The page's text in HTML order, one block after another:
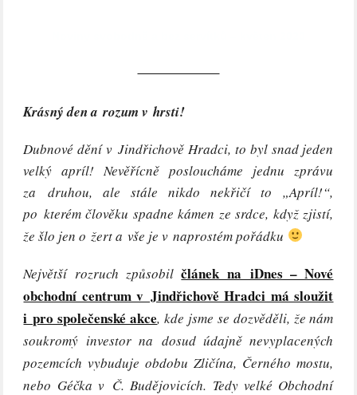
Krásný den a rozum v hrsti!
Dubnové dění v Jindřichově Hradci, to byl snad jeden
velký apríl! Nevěřícně posloucháme jednu zprávu
za druhou, ale stále nikdo nekřičí to „Apríl!“,
po kterém člověku spadne kámen ze srdce, když zjistí,
že šlo jen o žert a vše je v naprostém pořádku
Největší rozruch způsobilčlánek na iDnes – Nové
obchodní centrum v Jindřichově Hradci má sloužit
i pro společenské akce, kde jsme se dozvěděli, že nám
soukromý investor na dosud údajně nevyplacených
pozemcích vybuduje obdobu Zličína, Černého mostu,
nebo Géčka v Č. Budějovicích. Tedy velké Obchodní